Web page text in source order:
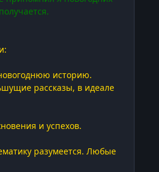
историю.
рассказы, в идеале
и успехов.
разумеется. Любые